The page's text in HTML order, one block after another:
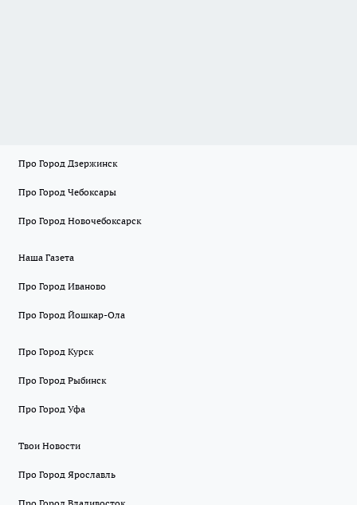
Про Город Дзержинск
Про Город Чебоксары
Про Город Новочебоксарск
Наша Газета
Про Город Иваново
Про Город Йошкар-Ола
Про Город Курск
Про Город Рыбинск
Про Город Уфа
Твои Новости
Про Город Ярославль